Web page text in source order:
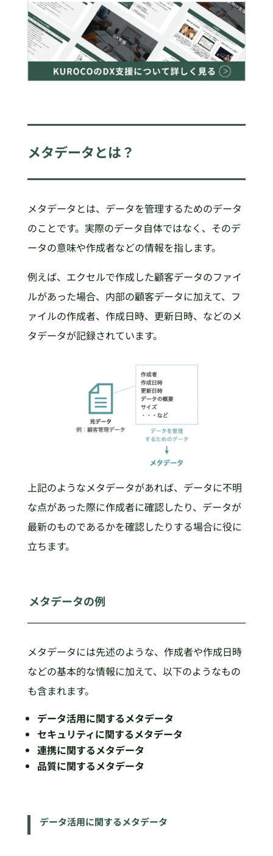
メタデータとは？
メタデータとは、データを管理するためのデータ
のことです。実際のデータ自体ではなく、そのデ
ータの意味や作成者などの情報を指します。
例えば、エクセルで作成した顧客データのファイ
ルがあった場合、内部の顧客データに加えて、フ
ァイルの作成者、作成日時、更新日時、などのメ
タデータが記録されています。
上記のようなメタデータがあれば、データに不明
な点があった際に作成者に確認したり、データが
最新のものであるかを確認したりする場合に役に
立ちます。
メタデータの例
メタデータには先述のような、作成者や作成日時
などの基本的な情報に加えて、以下のようなもの
も含まれます。
データ活用に関するメタデータ
セキュリティに関するメタデータ
連携に関するメタデータ
品質に関するメタデータ
データ活用に関するメタデータ